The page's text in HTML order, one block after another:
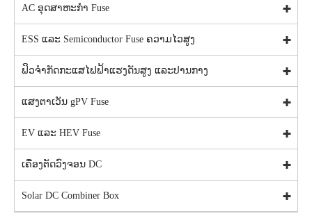
AC ອຸດສາຫະກໍາ Fuse
ESS ແລະ Semiconductor Fuse ຄວາມໄວສູງ
ຟິວຈຳກັດກະແສໄຟຟ້າແຮງດັນສູງ ແລະປານກາງ
ແສງຕາເວັນ gPV Fuse
EV ແລະ HEV Fuse
ເຄື່ອງຕັດວົງຈອນ DC
Solar DC Combiner Box